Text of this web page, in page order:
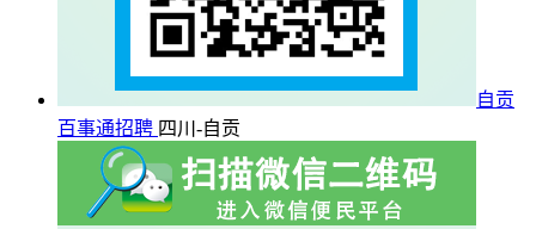
自贡
百事通招聘 四川-自贡